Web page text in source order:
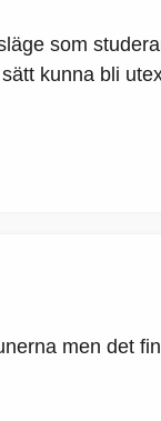
som
kunna bli
men det